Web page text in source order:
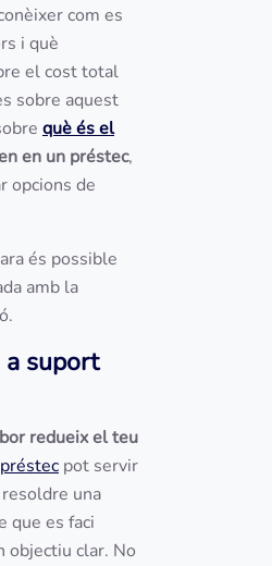
com es
i què
el cost total
sobre aquest
què és el
en un préstec,
opcions de
és possible
amb la
a suport
redueix el teu
pot servir
una
que es faci
objectiu clar. No